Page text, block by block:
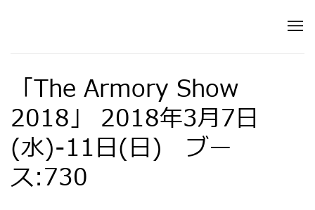
「The Armory Show
2018」 2018年3月7日
(水)-11日(日) ブー
ス:730